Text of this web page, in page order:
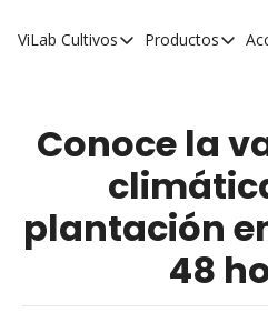
ViLab Cultivos
Cultivos
Olivos
Cítricos
Cerezos
Almendros
Arándanos
Productos
Conoce la
plantación
48